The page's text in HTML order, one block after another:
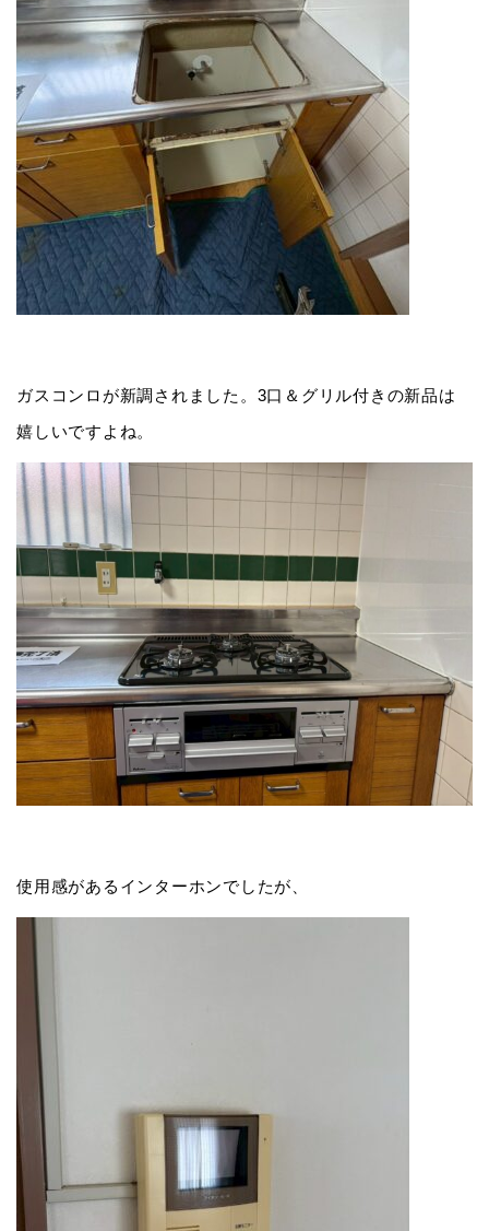
ガスコンロが新調されました。3口＆グリル付きの新品は
嬉しいですよね。
使用感があるインターホンでしたが、